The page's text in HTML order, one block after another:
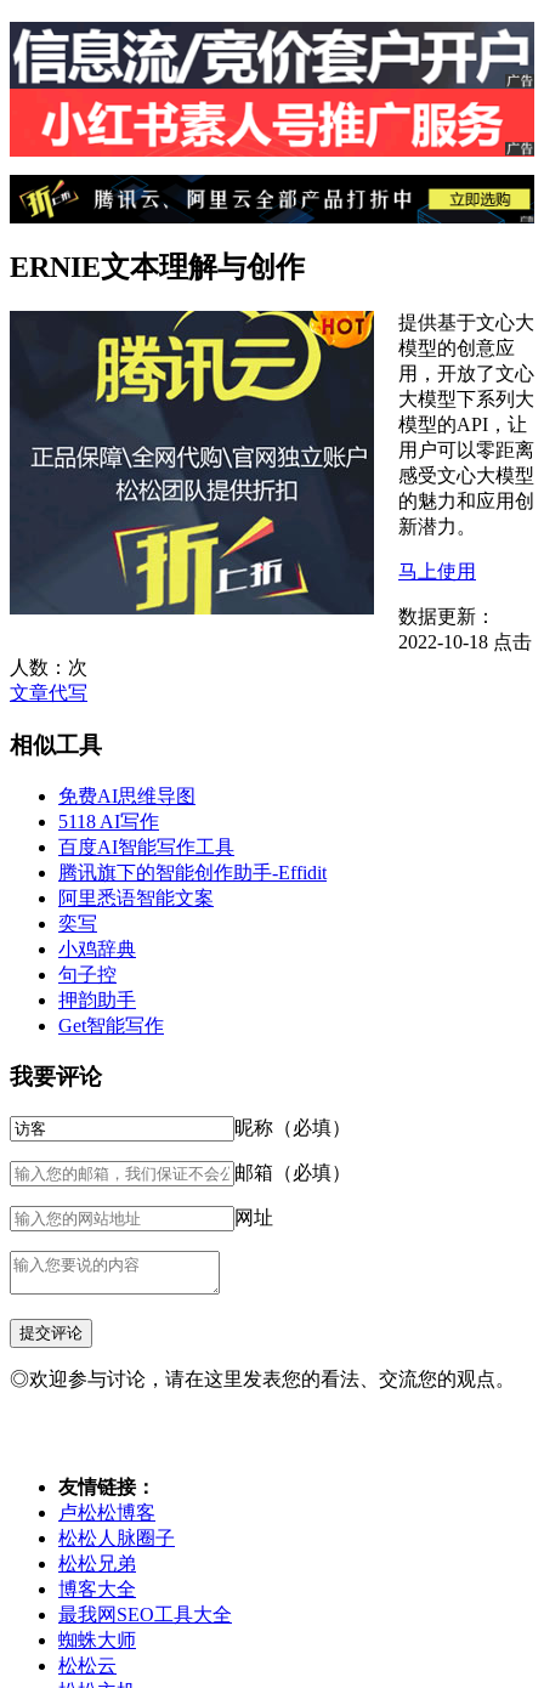
ERNIE文本理解与创作
提供基于文心大
模型的创意应
用，开放了文心
大模型下系列大
模型的API，让
用户可以零距离
感受文心大模型
的魅力和应用创
新潜力。
马上使用
数据更新：
2022-10-18 点击
人数： 次
文章代写
相似工具
免费AI思维导图
5118 AI写作
百度AI智能写作工具
腾讯旗下的智能创作助手-Effidit
阿里悉语智能文案
奕写
小鸡辞典
句子控
押韵助手
Get智能写作
我要评论
昵称（必填）
邮箱（必填）
网址
◎欢迎参与讨论，请在这里发表您的看法、交流您的观点。
友情链接：
卢松松博客
松松人脉圈子
松松兄弟
博客大全
最我网SEO工具大全
蜘蛛大师
松松云